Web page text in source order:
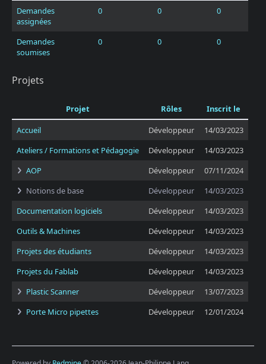
Demandes
assignées
0 0 0
Demandes
soumises
0 0 0
Projets
Projet Rôles
Inscrit le
Accueil
Développeur
14/03/2023
Ateliers / Formations et Pédagogie
Développeur
14/03/2023
AOP
Développeur
07/11/2024
Notions de base
Développeur
14/03/2023
Documentation logiciels
Développeur
14/03/2023
Outils & Machines
Développeur
14/03/2023
Projets des étudiants
Développeur
14/03/2023
Projets du Fablab
Développeur
14/03/2023
Plastic Scanner
Développeur
13/07/2023
Porte Micro pipettes
Développeur 12/01/2024